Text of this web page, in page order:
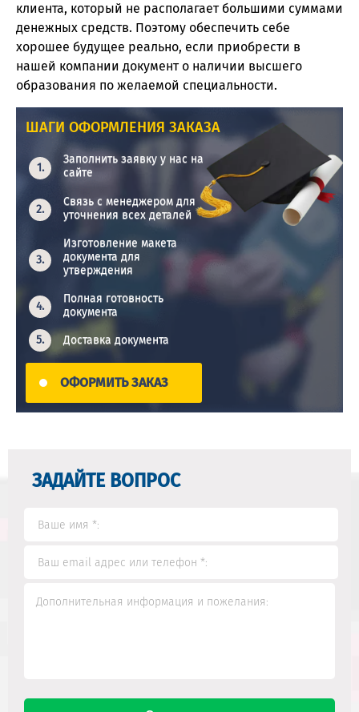
клиента, который не располагает большими суммами
денежных средств. Поэтому обеспечить себе
хорошее будущее реально, если приобрести в
нашей компании документ о наличии высшего
образования по желаемой специальности.
ШАГИ ОФОРМЛЕНИЯ ЗАКАЗА
Заполнить заявку у нас на
сайте
Связь с менеджером для
уточнения всех деталей
Изготовление макета
документа для
утверждения
Полная готовность
документа
Доставка документа
ОФОРМИТЬ ЗАКАЗ
ЗАДАЙТЕ ВОПРОС